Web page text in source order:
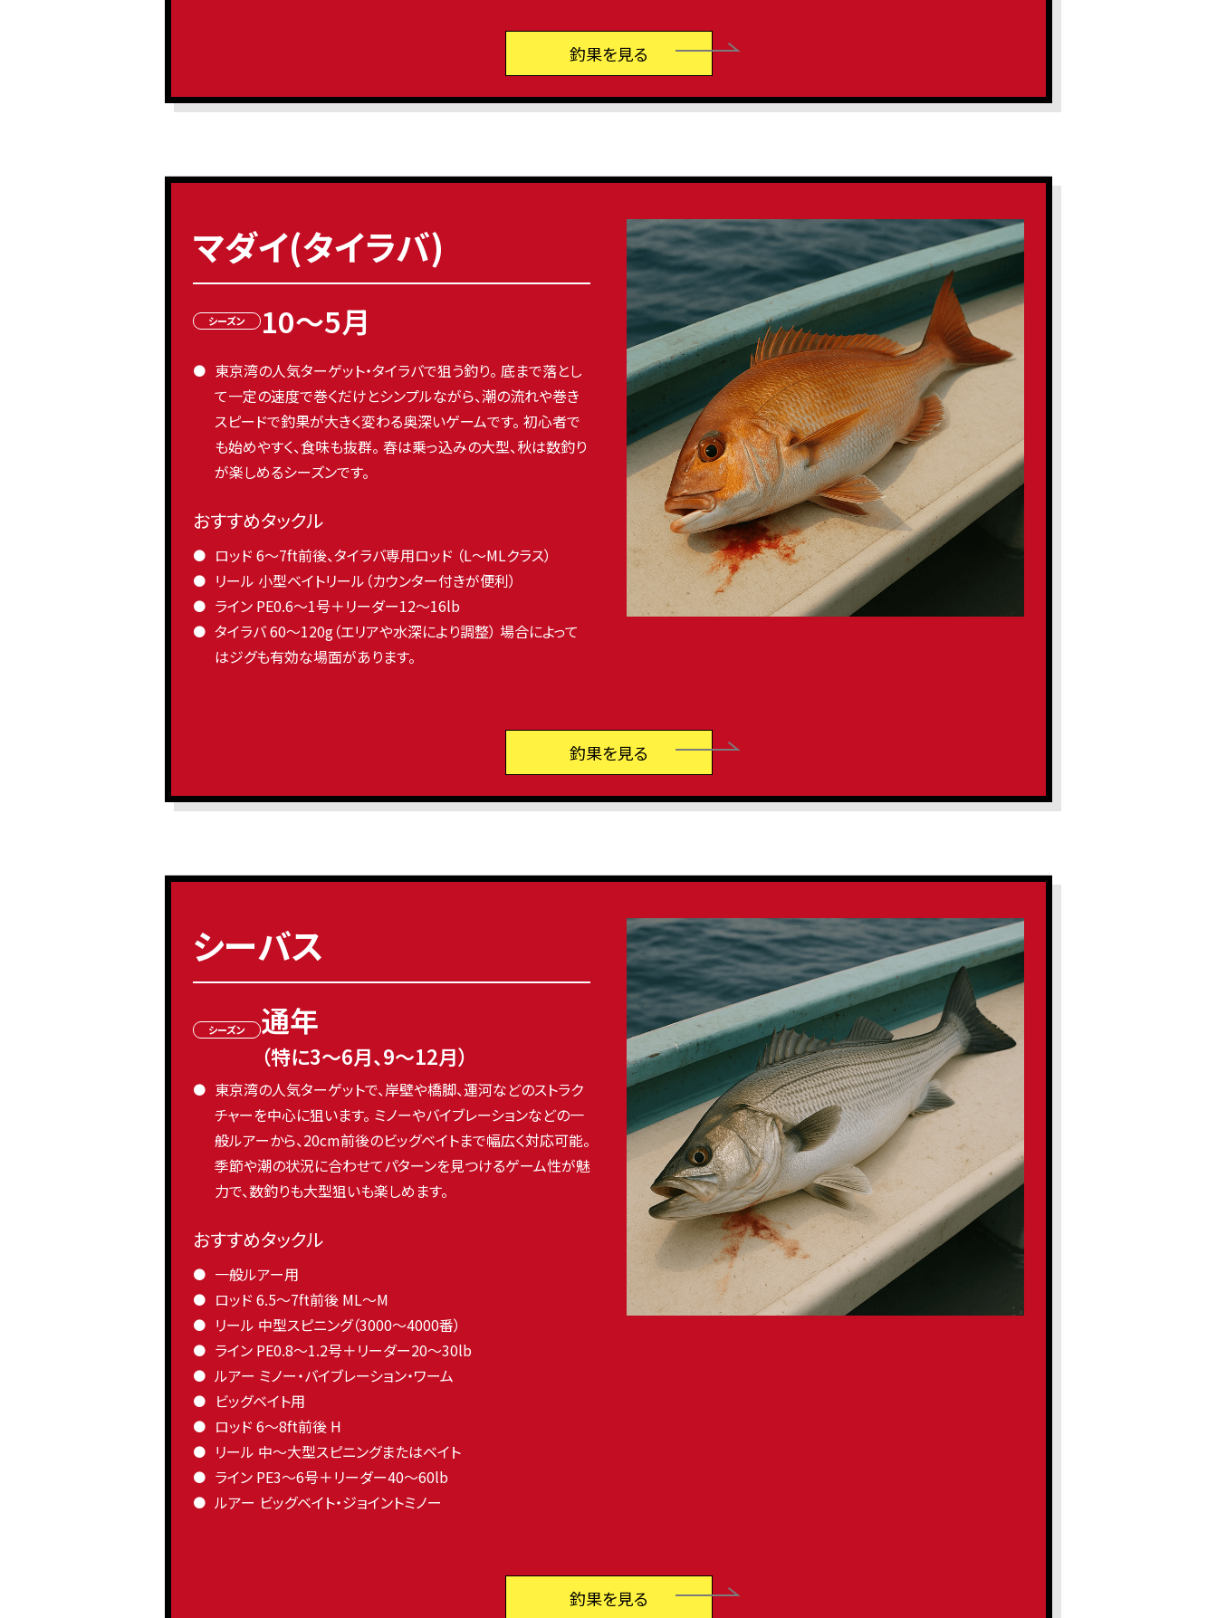
釣果を見る
マダイ(タイラバ)
シーズン 10～5月
東京湾の人気ターゲット・タイラバで狙う釣り。 底まで落とし
て一定の速度で巻くだけとシンプルながら、潮の流れや巻き
スピードで釣果が大きく変わる奥深いゲームです。 初心者で
も始めやすく、食味も抜群。 春は乗っ込みの大型、秋は数釣り
が楽しめるシーズンです。
おすすめタックル
ロッド 6〜7ft前後、タイラバ専用ロッド （L〜MLクラス）
リール 小型ベイトリール（カウンター付きが便利）
ライン PE0.6〜1号＋リーダー12〜16lb
タイラバ 60〜120g（エリアや水深により調整） 場合によって
はジグも有効な場面があります。
釣果を見る
シーバス
シーズン 通年
（特に3〜6月、9～12月）
東京湾の人気ターゲットで、岸壁や橋脚、運河などのストラク
チャーを中心に狙います。 ミノーやバイブレーションなどの一
般ルアーから、20cm前後のビッグベイトまで幅広く対応可能。
季節や潮の状況に合わせてパターンを見つけるゲーム性が魅
力で、数釣りも大型狙いも楽しめます。
おすすめタックル
一般ルアー用
ロッド 6.5〜7ft前後 ML〜M
リール 中型スピニング（3000〜4000番）
ライン PE0.8〜1.2号＋リーダー20〜30lb
ルアー ミノー・バイブレーション・ワーム
ビッグベイト用
ロッド 6〜8ft前後 H
リール 中〜大型スピニングまたはベイト
ライン PE3〜6号＋リーダー40〜60lb
ルアー ビッグベイト・ジョイントミノー
釣果を見る